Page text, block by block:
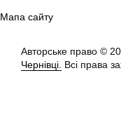
Мапа сайту
Авторське право ©
Чернівці. Всі права